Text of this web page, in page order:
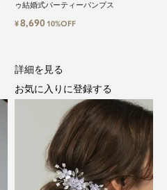
ゥ結婚式パーティーパンプス
¥8,690 10%OFF
詳細を見る
お気に入りに登録する